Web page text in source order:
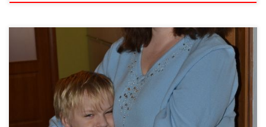
Принаймні, саме так вважає Ірина Олійник із Чернівців, яка
разом з чоловіком Валерієм виховує семеро дітей – двох
власних і п’ять прийомних. Каже, що, коли взяли дітей з
сиротинця на виховання, збулася їхня з чоловіком давня мрія –
про велику і дружну родину. Тепер в їхньому будинку не одне